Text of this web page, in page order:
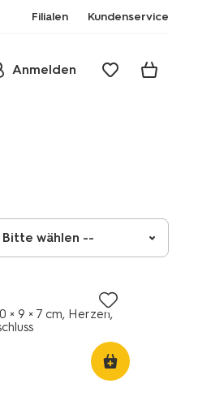
Filialen Kundenservice
Anmelden
wählen --
× 9 × 7 cm, Herzen,